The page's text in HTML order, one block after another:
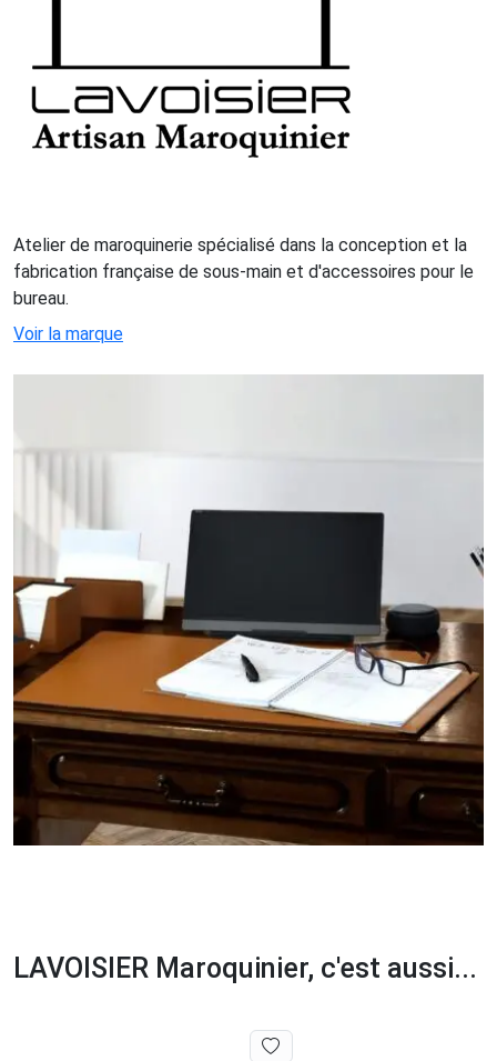
Atelier de maroquinerie spécialisé dans la conception et la
fabrication française de sous-main et d'accessoires pour le
bureau.
Voir la marque
LAVOISIER Maroquinier, c'est aussi...